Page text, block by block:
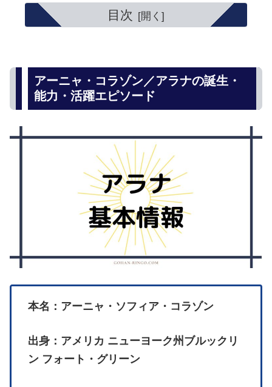
目次
アーニャ・コラゾン／アラナの誕生・
能力・活躍エピソード
本名：アーニャ・ソフィア・コラゾン
出身：アメリカ ニューヨーク州ブルックリ
ン フォート・グリーン